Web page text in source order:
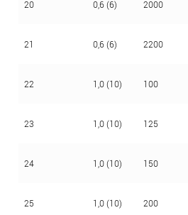
20 0,6 (6) 2000
21 0,6 (6) 2200
22 1,0 (10) 100
23 1,0 (10) 125
24 1,0 (10) 150
25 1,0 (10) 200